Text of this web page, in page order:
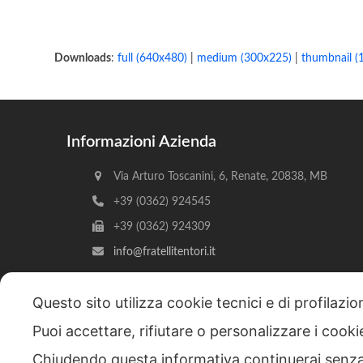
Downloads:full (640x480) medium (300x225) |thumbnail
Informazioni Azienda
Via Arturo Toscanini, 6, Renate, 20838, MB
+39 (0362) 924545
+39 (0362) 924309
info@fratellitentori.it
Copyright © 2026 F.lli Tentori di Enrico Tentori & C.
Questo sito utilizza cookie tecnici e di
Puoi accettare, rifiutare o personalizzare i
Chiudendo questa informativa continuerai